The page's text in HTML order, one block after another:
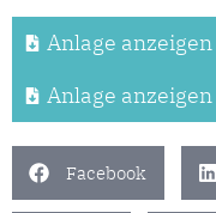
Anlage anzeigen
Anlage anzeigen
Facebook